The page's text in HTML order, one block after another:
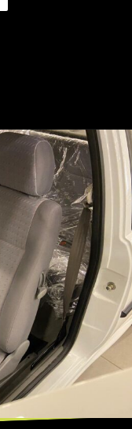
https://mundofixa.com.br/24-anos-depois-gol-special-1999-segue-com-4-mil-km-rodados/